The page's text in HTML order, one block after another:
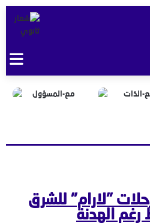
"لارام" للشرق
رغم الهدنة